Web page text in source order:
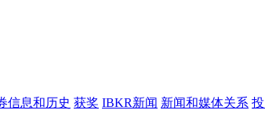
信息和历史 获奖 IBKR新闻 新闻和媒体关系